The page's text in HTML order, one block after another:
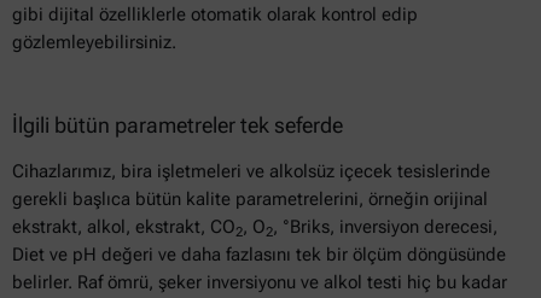
gibi dijital özelliklerle otomatik olarak kontrol edip
gözlemleyebilirsiniz.
İlgili bütün parametreler tek seferde
Cihazlarımız, bira işletmeleri ve alkolsüz içecek tesislerinde
gerekli başlıca bütün kalite parametrelerini, örneğin orijinal
ekstrakt, alkol, ekstrakt, CO2, O2, °Briks, inversiyon derecesi,
Diet ve pH değeri ve daha fazlasını tek bir ölçüm döngüsünde
belirler. Raf ömrü, şeker inversiyonu ve alkol testi hiç bu kadar